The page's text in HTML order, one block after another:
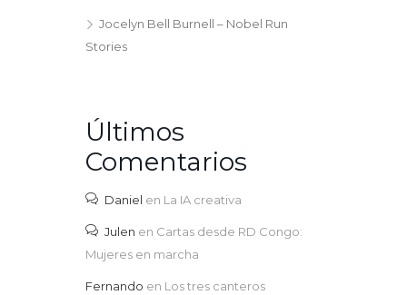
Jocelyn Bell Burnell – Nobel Run
Stories
Últimos
Comentarios
Daniel en La IA creativa
Julen en Cartas desde RD Congo:
Mujeres en marcha
Fernando en Los tres canteros